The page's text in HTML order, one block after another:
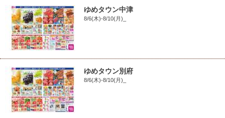
ゆめタウン中津
8/6(木)-8/10(月)_
ゆめタウン別府
8/6(木)-8/10(月)_